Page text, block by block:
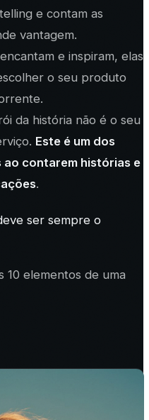
e contam as
vantagem.
e inspiram, elas
o seu produto
da história não é o seu
Este é um dos
ao contarem histórias e
.
ser sempre o
10 elementos de uma